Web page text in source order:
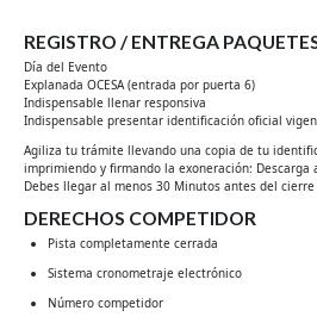
REGISTRO / ENTREGA
Día del Evento
Explanada OCESA (entrada por puerta 6)
Indispensable llenar responsiva
Indispensable presentar identificación oficial
Agiliza tu trámite llevando una copia de tu
imprimiendo y firmando la exoneración: Descarga
Debes llegar al menos 30 Minutos antes del
DERECHOS COMPETIDOR
Pista completamente cerrada
Sistema cronometraje electrónico
Número competidor